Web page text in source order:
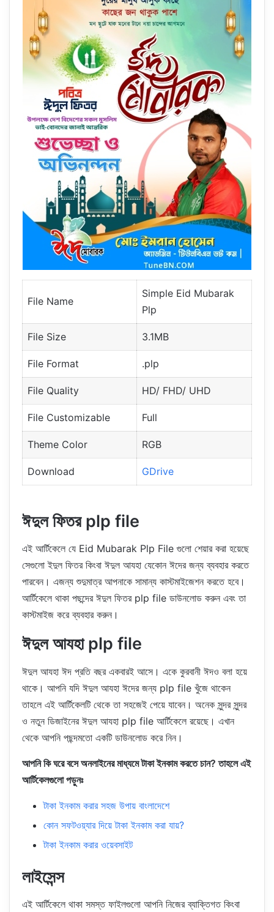
File Name
Simple Eid Mubarak
Plp
File Size 3.1MB
File Format .plp
File Quality HD/ FHD/ UHD
File Customizable Full
Theme Color RGB
Download GDrive
ঈদুল ফিতর plp file
এই আর্টিকেলে যে Eid Mubarak Plp File গুলো শেয়ার করা হয়েছে
সেগুলো ইদুল ফিতর কিংবা ঈদুল আযহা যেকোন ঈদের জন্য ব্যবহার করতে
পারবেন। এজন্য শুদুমাত্র আপনাকে সামান্য কাস্টমাইজেশন করতে হবে।
আর্টিকেলে থাকা পছন্দের ঈদুল ফিতর plp file ডাউনলোড করুন এবং তা
কাস্টমাইজ করে ব্যবহার করুন।
ঈদুল আযহা plp file
ঈদুল আযহা ঈদ প্রতি বছর একবারই আসে। একে কুরবানী ঈদও বলা হয়ে
থাকে। আপনি যদি ঈদুল আযহা ঈদের জন্য plp file খুঁজে থাকেন
তাহলে এই আর্টিকেলটি থেকে তা সহজেই পেয়ে যাবেন। অনেক সুন্দর সুন্দর
ও নতুন ডিজাইনের ঈদুল আযহা plp file আর্টিকেলে রয়েছে। এখান
থেকে আপনি পছন্দমতো একটি ডাউনলোড করে নিন।
আপনি কি ঘরে বসে অনলাইনের মাধ্যমে টাকা ইনকাম করতে চান? তাহলে এই
আর্টিকেলগুলো পড়ুনঃ
টাকা ইনকাম করার সহজ উপায় বাংলাদেশে
কোন সফটওয়্যার দিয়ে টাকা ইনকাম করা যায়?
টাকা ইনকাম করার ওয়েবসাইট
লাইসেন্স
এই আর্টিকেলে থাকা সমস্ত ফাইলগুলো আপনি নিজের ব্যাক্তিগত কিংবা